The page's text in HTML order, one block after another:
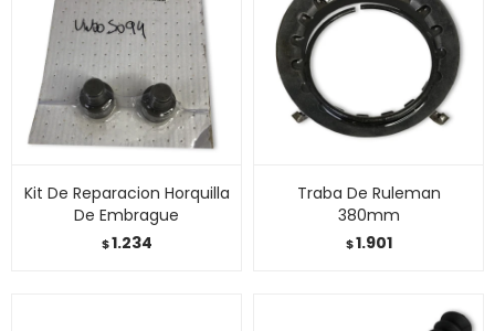
Kit De Reparacion Horquilla
De Embrague
$1.234
Traba De Ruleman
380mm
$1.901